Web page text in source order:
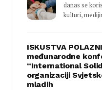
danas se
kulturi,
ISKUSTVA
međunarodne
“International
organizaciji
mladih